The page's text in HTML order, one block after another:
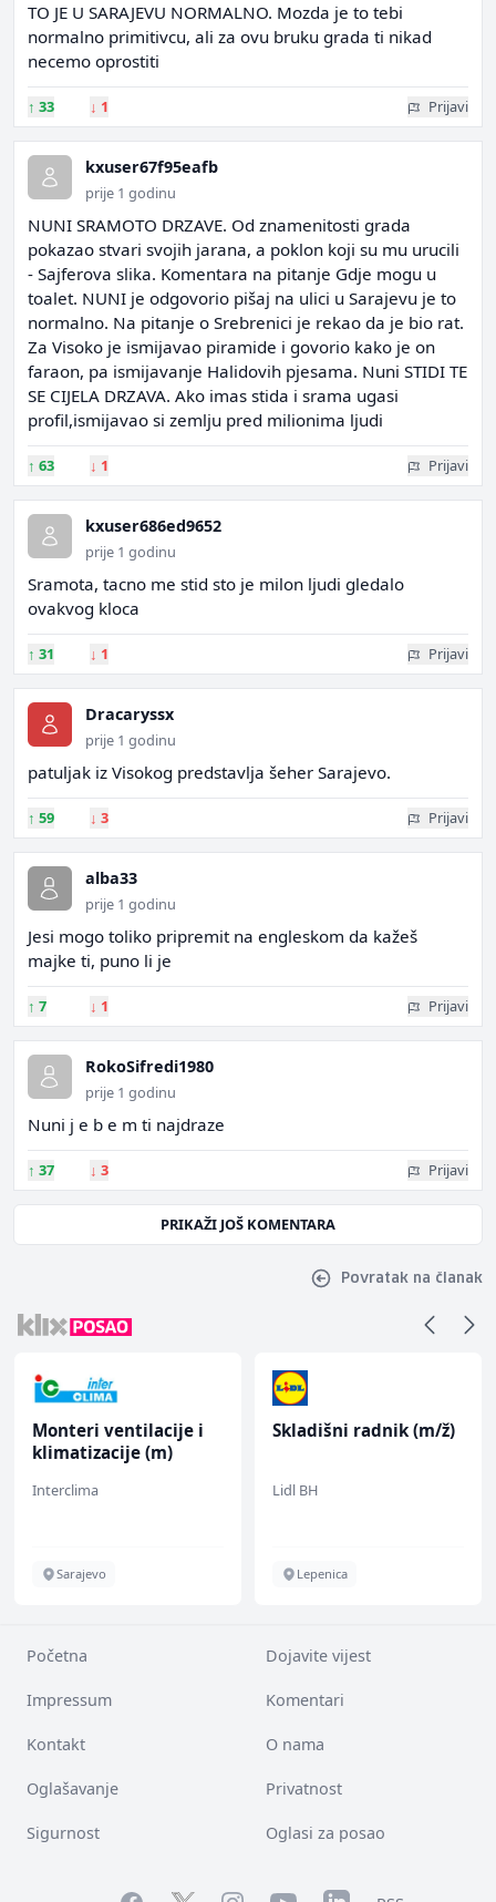
TO JE U SARAJEVU NORMALNO. Mozda je to tebi
normalno primitivcu, ali za ovu bruku grada ti nikad
necemo oprostiti
↑ 33 ↓ 1 Prijavi
kxuser67f95eafb
prije 1 godinu
NUNI SRAMOTO DRZAVE. Od znamenitosti grada
pokazao stvari svojih jarana, a poklon koji su mu urucili
- Sajferova slika. Komentara na pitanje Gdje mogu u
toalet. NUNI je odgovorio pišaj na ulici u Sarajevu je to
normalno. Na pitanje o Srebrenici je rekao da je bio rat.
Za Visoko je ismijavao piramide i govorio kako je on
faraon, pa ismijavanje Halidovih pjesama. Nuni STIDI TE
SE CIJELA DRZAVA. Ako imas stida i srama ugasi
profil,ismijavao si zemlju pred milionima ljudi
↑ 63 ↓ 1 Prijavi
kxuser686ed9652
prije 1 godinu
Sramota, tacno me stid sto je milon ljudi gledalo
ovakvog kloca
↑ 31 ↓ 1 Prijavi
Dracaryssx
prije 1 godinu
patuljak iz Visokog predstavlja šeher Sarajevo.
↑ 59 ↓ 3 Prijavi
alba33
prije 1 godinu
Jesi mogo toliko pripremit na engleskom da kažeš
majke ti, puno li je
↑ 7 ↓ 1 Prijavi
RokoSifredi1980
prije 1 godinu
Nuni j e b e m ti najdraze
↑ 37 ↓ 3 Prijavi
PRIKAŽI JOŠ KOMENTARA
Povratak na članak
Monteri ventilacije i
klimatizacije (m)
Interclima
Sarajevo
Skladišni radnik (m/ž)
Lidl BH
Lepenica
Početna Dojavite vijest
Impressum Komentari
Kontakt O nama
Oglašavanje Privatnost
Sigurnost Oglasi za posao